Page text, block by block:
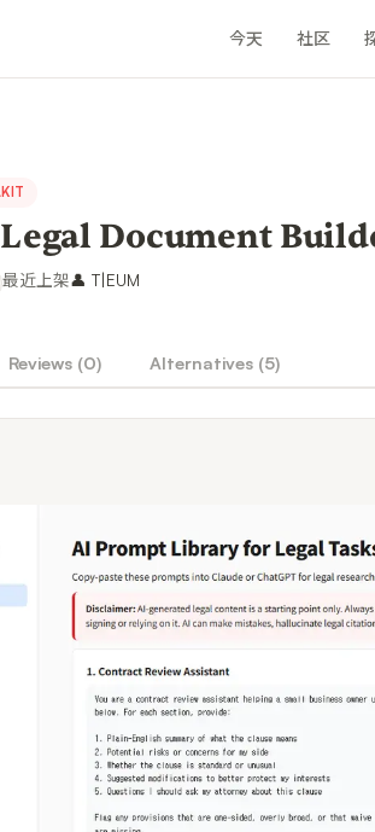
今天 社区
Document
最近上架👤T|EUM
Reviews (0) Alternatives (5)